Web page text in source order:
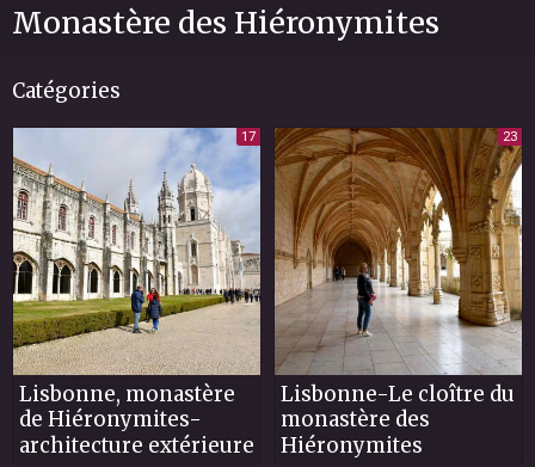
Monastère des Hiéronymites
Catégories
17
Lisbonne, monastère
de Hiéronymites-
architecture extérieure
23
Lisbonne-Le cloître du
monastère des
Hiéronymites